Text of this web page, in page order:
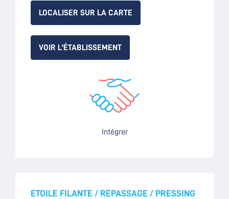
LOCALISER SUR LA CARTE
VOIR L'ÉTABLISSEMENT
Intégrer
ETOILE FILANTE / REPASSAGE / PRESSING